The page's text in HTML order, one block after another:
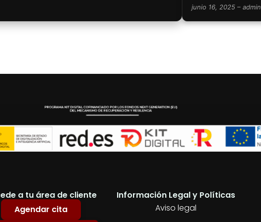
junio 16, 2025 – admin
a tu área de cliente
Agendar cita
Información Legal y Políticas
Aviso legal